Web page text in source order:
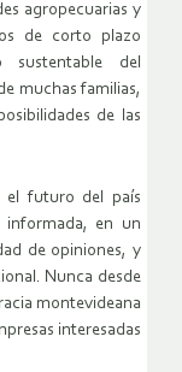
agropecuarias y
de corto plazo
sustentable del
muchas familias,
de las
el futuro del país
informada, en un
de opiniones, y
Nunca desde
montevideana
interesadas